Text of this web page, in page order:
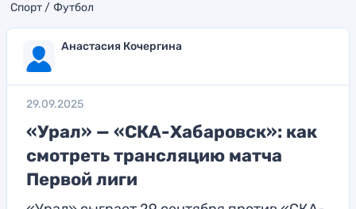
Спорт Футбол
Анастасия Кочергина
29.09.2025
«Урал» — «СКА-Хабаровск»: как
смотреть трансляцию матча
Первой лиги